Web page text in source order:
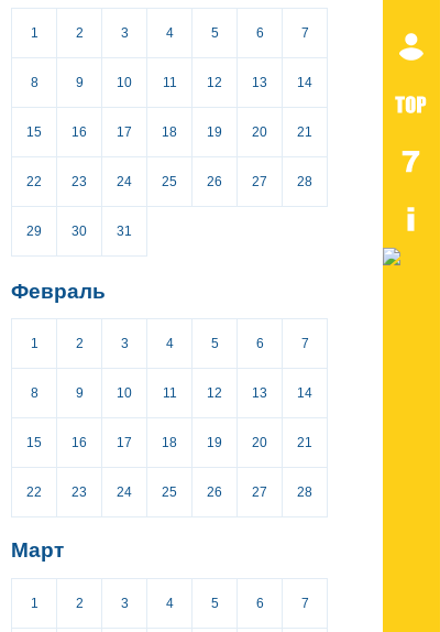
1 2 3 4 5 6 7
8 9 10 11 12 13 14
15 16 17 18 19 20 21
22 23 24 25 26 27 28
29 30 31
Февраль
1 2 3 4 5 6 7
8 9 10 11 12 13 14
15 16 17 18 19 20 21
22 23 24 25 26 27 28
Март
1 2 3 4 5 6 7